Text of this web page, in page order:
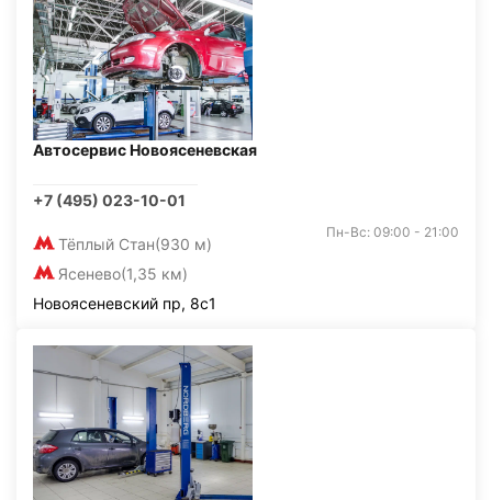
Автосервис Новоясеневская
+7 (495) 023-10-01
Тёплый Стан(930 м)
Ясенево(1,35 км)
Пн-Вс: 09:00 - 21:00
Новоясеневский пр, 8с1